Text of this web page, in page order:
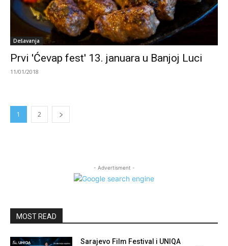
Dešavanja
Prvi 'Ćevap fest' 13. januara u Banjoj Luci
11/01/2018
1 2
- Advertisment -
MOST READ
Sarajevo Film Festival i UNIQA